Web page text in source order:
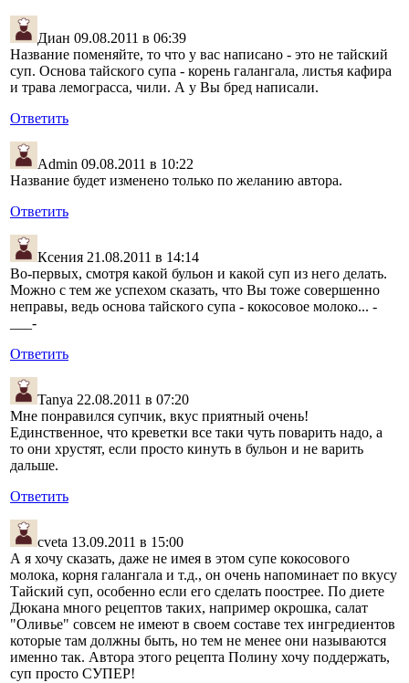
Диан 09.08.2011 в 06:39
Название поменяйте, то что у вас написано - это не тайский
суп. Основа тайского супа - корень галангала, листья кафира
и трава лемограсса, чили. А у Вы бред написали.
Ответить
Admin 09.08.2011 в 10:22
Название будет изменено только по желанию автора.
Ответить
Ксения 21.08.2011 в 14:14
Во-первых, смотря какой бульон и какой суп из него делать.
Можно с тем же успехом сказать, что Вы тоже совершенно
неправы, ведь основа тайского супа - кокосовое молоко... -
___-
Ответить
Tanya 22.08.2011 в 07:20
Мне понравился супчик, вкус приятный очень!
Единственное, что креветки все таки чуть поварить надо, а
то они хрустят, если просто кинуть в бульон и не варить
дальше.
Ответить
cveta 13.09.2011 в 15:00
А я хочу сказать, даже не имея в этом супе кокосового
молока, корня галангала и т.д., он очень напоминает по вкусу
Тайский суп, особенно если его сделать поострее. По диете
Дюкана много рецептов таких, например окрошка, салат
"Оливье" совсем не имеют в своем составе тех ингредиентов
которые там должны быть, но тем не менее они называются
именно так. Автора этого рецепта Полину хочу поддержать,
суп просто СУПЕР!